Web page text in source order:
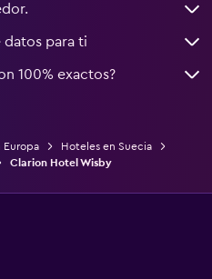
para ti
100% exactos?
Europa
Hoteles en Suecia
Clarion Hotel Wisby